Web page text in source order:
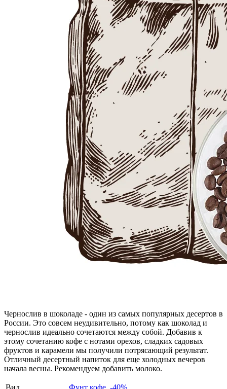
Чернослив в шоколаде - один из самых популярных десертов в
России. Это совсем неудивительно, потому как шоколад и
чернослив идеально сочетаются между собой. Добавив к
этому сочетанию кофе с нотами орехов, сладких садовых
фруктов и карамели мы получили потрясающий результат.
Отличный десертный напиток для еще холодных вечеров
начала весны. Рекомендуем добавить молоко.
Вид Фунт кофе, -40%